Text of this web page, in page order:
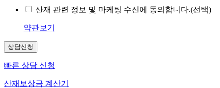
산재 관련 정보 및 마케팅 수신에 동의합니다.(선택)
약관보기
상담신청
빠른 상담 신청
산재보상금 계산기